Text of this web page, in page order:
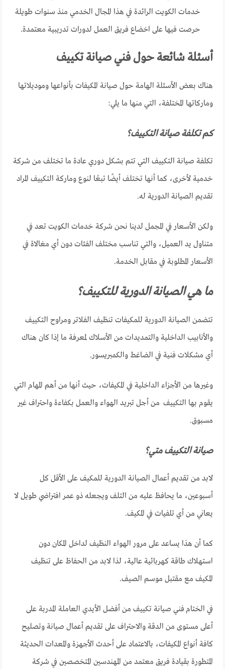
خدمات الكويت الرائدة في هذا المجال الخدمي منذ سنوات طويلة
حرصت فيها على اخضاع فريق العمل لدورات تدريبية معتمدة.
أسئلة شائعة حول فني صيانة تكييف
هناك بعض الأسئلة الهامة حول صيانة المكيفات بأنواعها وموديلاتها
وماركاتها المختلفة، التي منها ما يلي:
كم تكلفة صيانة التكييف؟
تكلفة صيانة التكييف التي تتم بشكل دوري عادة ما تختلف من شركة
خدمية لأخرى، كما أنها تختلف أيضًا تبعًا لنوع وماركة التكييف المراد
تقديم الصيانة الدورية له.
ولكن الأسعار في المجمل لدينا نحن شركة خدمات الكويت تعد في
متناول يد العميل، والتي تناسب مختلف الفئات دون أي مغالاة في
الأسعار المطلوبة في مقابل الخدمة.
ما هي الصيانة الدورية للتكييف؟
تتضمن الصيانة الدورية للمكيفات تنظيف الفلاتر ومراوح التكييف
والأنابيب الداخلية والتمديدات من الأسلاك لمعرفة ما إذا كان هناك
أي مشكلات فنية في الضاغط والكمبريسور.
وغيرها من الأجزاء الداخلية في المكيفات، حيث أنها من أهم المهام التي
يقوم بها التكييف من أجل تبريد الهواء والعمل بكفاءة واحتراف غير
مسبوق.
صيانة التكييف متي؟
لابد من تقديم أعمال الصيانة الدورية للمكيف على الأقل كل
أسبوعين، ما يحافظ عليه من التلف ويجعله ذو عمر افتراضي طويل لا
يعاني من أي تلفيات في المكيف.
كما أن هذا يساعد على مرور الهواء النظيف لداخل المكان دون
استهلاك طاقة كهربائية عالية، لذا لابد من الحفاظ على تنظيف
المكيف مع مقتبل موسم الصيف.
في الختام فني صيانة تكييف من أفضل الأيدي العاملة المدربة على
أعلى مستوى من الدقة والاحتراف على تقديم أعمال صيانة وتصليح
كافة أنواع المكيفات، بالاعتماد على أحدث الأجهزة والمعدات الحديثة
المتطورة بقيادة فريق معتمد من المهندسين المتخصصين في شركة